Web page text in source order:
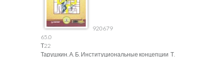
920679
65.0
Т22
Тарушкин, А. Б. Институциональные концепции Т.